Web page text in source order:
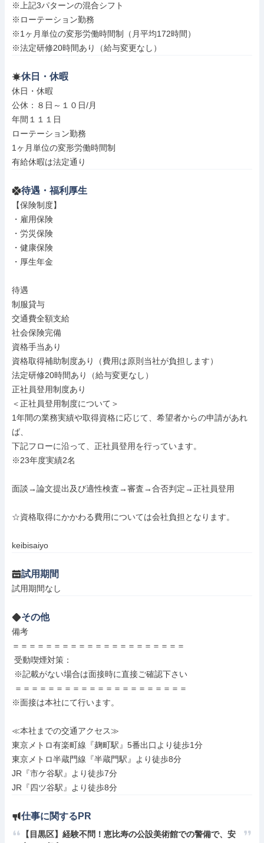
※上記3パターンの混合シフト
※ローテーション勤務
※1ヶ月単位の変形労働時間制（月平均172時間）
※法定研修20時間あり（給与変更なし）
休日・休暇
休日・休暇
公休：８日～１０日/月
年間１１１日
ローテーション勤務
1ヶ月単位の変形労働時間制
有給休暇は法定通り
待遇・福利厚生
【保険制度】
・雇用保険
・労災保険
・健康保険
・厚生年金
待遇
制服貸与
交通費全額支給
社会保険完備
資格手当あり
資格取得補助制度あり（費用は原則当社が負担します）
法定研修20時間あり（給与変更なし）
正社員登用制度あり
＜正社員登用制度について＞
1年間の業務実績や取得資格に応じて、希望者からの申請があれ
ば、
下記フローに沿って、正社員登用を行っています。
※23年度実績2名
面談→論文提出及び適性検査→審査→合否判定→正社員登用
☆資格取得にかかわる費用については会社負担となります。
keibisaiyo
試用期間
試用期間なし
その他
備考
＝＝＝＝＝＝＝＝＝＝＝＝＝＝＝＝＝＝＝＝＝
※面接は本社にて行います。
≪本社までの交通アクセス≫
東京メトロ有楽町線『麹町駅』5番出口より徒歩1分
東京メトロ半蔵門線『半蔵門駅』より徒歩8分
JR『市ケ谷駅』より徒歩7分
JR『四ツ谷駅』より徒歩8分
仕事に関するPR
【目黒区】経験不問！恵比寿の公設美術館での警備で、安